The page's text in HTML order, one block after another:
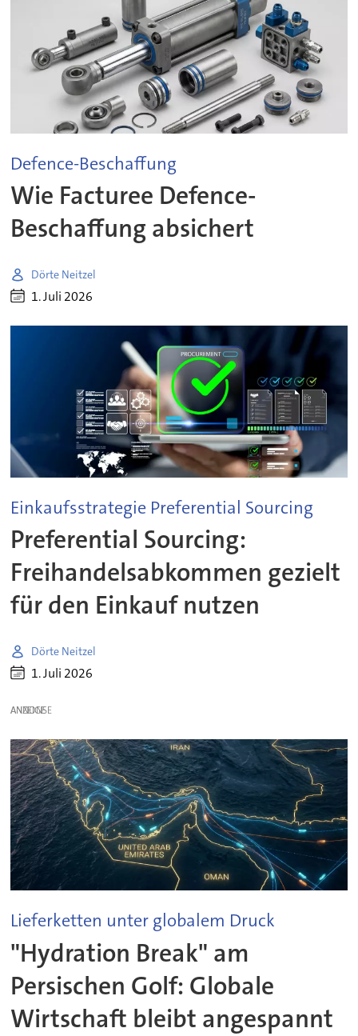
Defence-Beschaffung
Wie Facturee Defence-
Beschaffung absichert
Dörte Neitzel
1. Juli 2026
Einkaufsstrategie Preferential Sourcing
Preferential Sourcing:
Freihandelsabkommen gezielt
für den Einkauf nutzen
Dörte Neitzel
1. Juli 2026
ANZEIGE
Lieferketten unter globalem Druck
"Hydration Break" am
Persischen Golf: Globale
Wirtschaft bleibt angespannt